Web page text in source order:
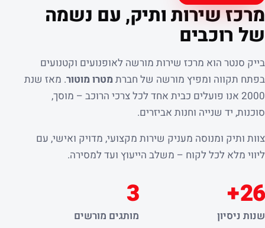
מרכז שירות ותיק, עם נשמה
של רוכבים
בייק סנטר הוא מרכז שירות מורשה לאופנועים וקטנועים
בפתח תקווה ומפיץ מורשה של חברת מטרו מוטור. מאז שנת
2000 אנו פועלים כבית אחד לכל צרכי הרוכב – מוסך,
סוכנות, יד שנייה וחנות אביזרים.
צוות ותיק ומנוסה מעניק שירות מקצועי, מדויק ואישי, עם
ליווי מלא לכל לקוח – משלב הייעוץ ועד למסירה.
26+
שנות ניסיון
3
מותגים מורשים